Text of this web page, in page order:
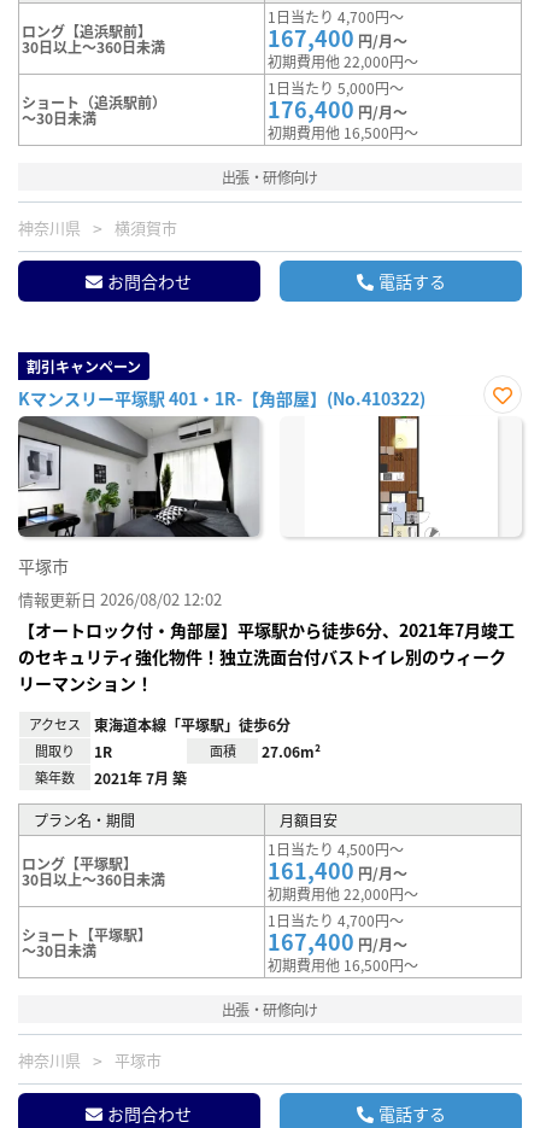
ロング【追浜駅前】
30日以上～360日未満
1日当たり 4,700円～
167,400 円/月～
初期費用他 22,000円～
ショート（追浜駅前）
～30日未満
1日当たり 5,000円～
176,400 円/月～
初期費用他 16,500円～
出張・研修向け
神奈川県 横須賀市
お問合わせ 電話する
割引キャンペーン
Kマンスリー平塚駅 401・1R-【角部屋】(No.410322)
お気
平塚市
情報更新日 2026/08/02 12:02
【オートロック付・角部屋】平塚駅から徒歩6分、2021年7月竣工
のセキュリティ強化物件！独立洗面台付バストイレ別のウィーク
リーマンション！
アクセス 東海道本線「平塚駅」徒歩6分
間取り 1R 面積 27.06m²
築年数 2021年 7月 築
プラン名・期間 月額目安
ロング【平塚駅】
30日以上～360日未満
1日当たり 4,500円～
161,400 円/月～
初期費用他 22,000円～
ショート【平塚駅】
～30日未満
1日当たり 4,700円～
167,400 円/月～
初期費用他 16,500円～
出張・研修向け
神奈川県 平塚市
お問合わせ 電話する